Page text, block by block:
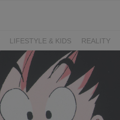
LIFESTYLE & KIDS REALITY
SORTOWNIA KLANGOR